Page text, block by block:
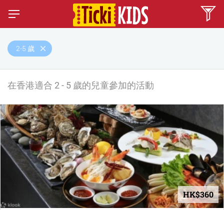
2-5 歲
在香港適合 2 - 5 歲的兒童參加的活動
HK$360